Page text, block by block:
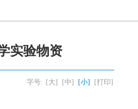
实验物资
字号: [大] [中] [小] [打印]